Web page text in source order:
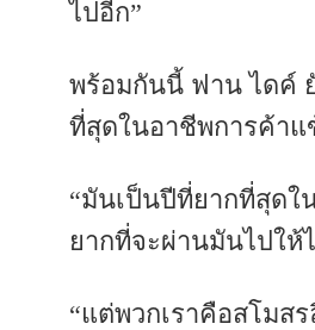
ไปอีก”
พร้อมกันนี้ ฟาน ไดค์
ที่สุดในอาชีพการค้าแ
“มันเป็นปีที่ยากที่สุดใ
ยากที่จะผ่านมันไปให้
“แต่พวกเราคือสโมส